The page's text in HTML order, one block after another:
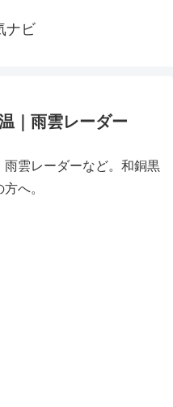
ナビ
｜雨雲レーダー
雲レーダーなど。和銅黒
へ。